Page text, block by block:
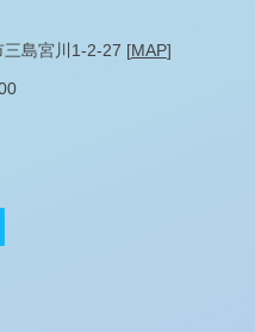
島宮川1-2-27 [MAP]